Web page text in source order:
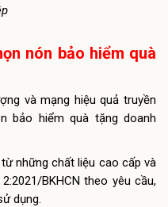
nón bảo hiểm quà
và mạng hiệu quả truyền
bảo hiểm quà tặng doanh
những chất liệu cao cấp và
BKHCN theo yêu cầu,
dụng.